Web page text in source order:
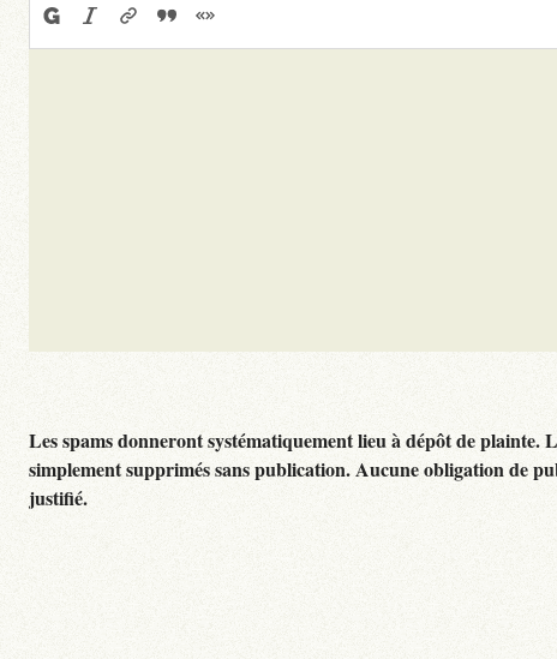
Les spams donneront systématiquement lieu à dépôt de
simplement supprimés sans publication. Aucune obligation de
justifié.